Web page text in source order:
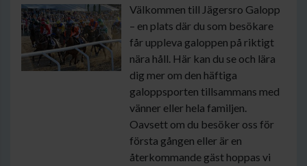
Välkommen till Jägersro Galopp
– en plats där du som besökare
får uppleva galoppen på riktigt
nära håll. Här kan du se och lära
dig mer om den häftiga
galoppsporten tillsammans med
vänner eller hela familjen.
Oavsett om du besöker oss för
första gången eller är en
återkommande gäst hoppas vi